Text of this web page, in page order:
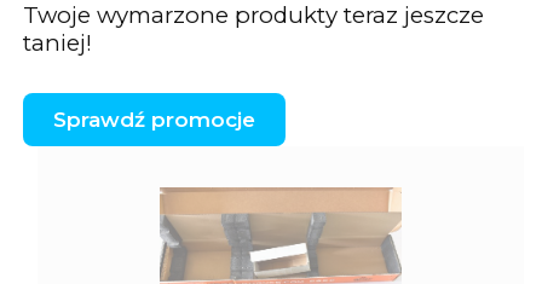
Twoje wymarzone produkty teraz jeszcze
taniej!
Sprawdź promocje